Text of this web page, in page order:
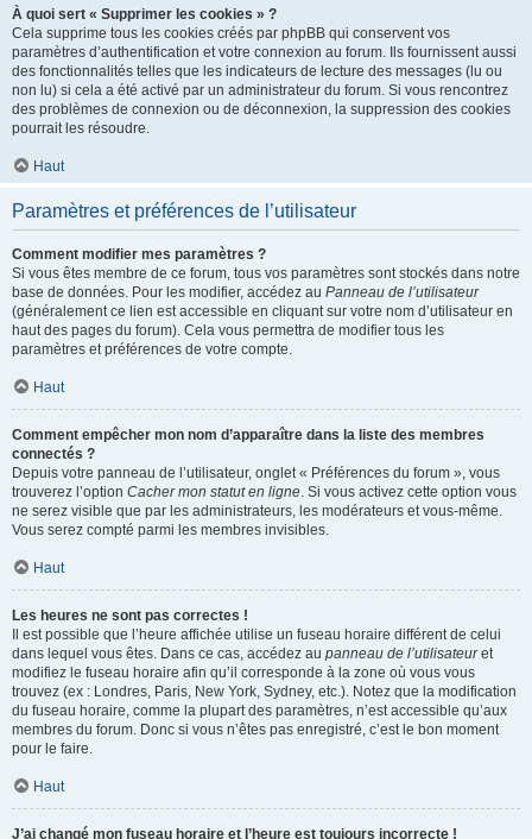
À quoi sert « Supprimer les cookies » ?
Cela supprime tous les cookies créés par phpBB qui conservent vos
paramètres d’authentification et votre connexion au forum. Ils fournissent aussi
des fonctionnalités telles que les indicateurs de lecture des messages (lu ou
non lu) si cela a été activé par un administrateur du forum. Si vous rencontrez
des problèmes de connexion ou de déconnexion, la suppression des cookies
pourrait les résoudre.
Haut
Paramètres et préférences de l’utilisateur
Comment modifier mes paramètres ?
Si vous êtes membre de ce forum, tous vos paramètres sont stockés dans notre
base de données. Pour les modifier, accédez au Panneau de l’utilisateur
(généralement ce lien est accessible en cliquant sur votre nom d’utilisateur en
haut des pages du forum). Cela vous permettra de modifier tous les
paramètres et préférences de votre compte.
Haut
Comment empêcher mon nom d’apparaître dans la liste des membres
connectés ?
Depuis votre panneau de l’utilisateur, onglet « Préférences du forum », vous
trouverez l’option Cacher mon statut en ligne. Si vous activez cette option vous
ne serez visible que par les administrateurs, les modérateurs et vous-même.
Vous serez compté parmi les membres invisibles.
Haut
Les heures ne sont pas correctes !
Il est possible que l’heure affichée utilise un fuseau horaire différent de celui
dans lequel vous êtes. Dans ce cas, accédez au panneau de l’utilisateuret
modifiez le fuseau horaire afin qu’il corresponde à la zone où vous vous
trouvez (ex : Londres, Paris, New York, Sydney, etc.). Notez que la modification
du fuseau horaire, comme la plupart des paramètres, n’est accessible qu’aux
membres du forum. Donc si vous n’êtes pas enregistré, c’est le bon moment
pour le faire.
Haut
J’ai changé mon fuseau horaire et l’heure est toujours incorrecte !